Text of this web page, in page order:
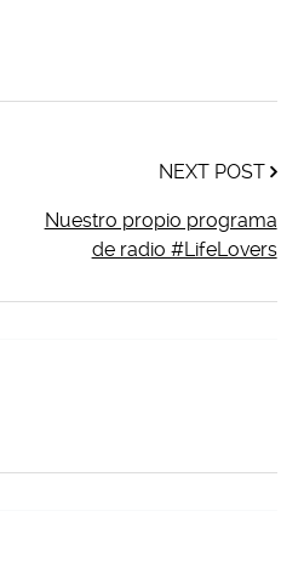
NEXT POST
Nuestro propio programa
de radio #LifeLovers